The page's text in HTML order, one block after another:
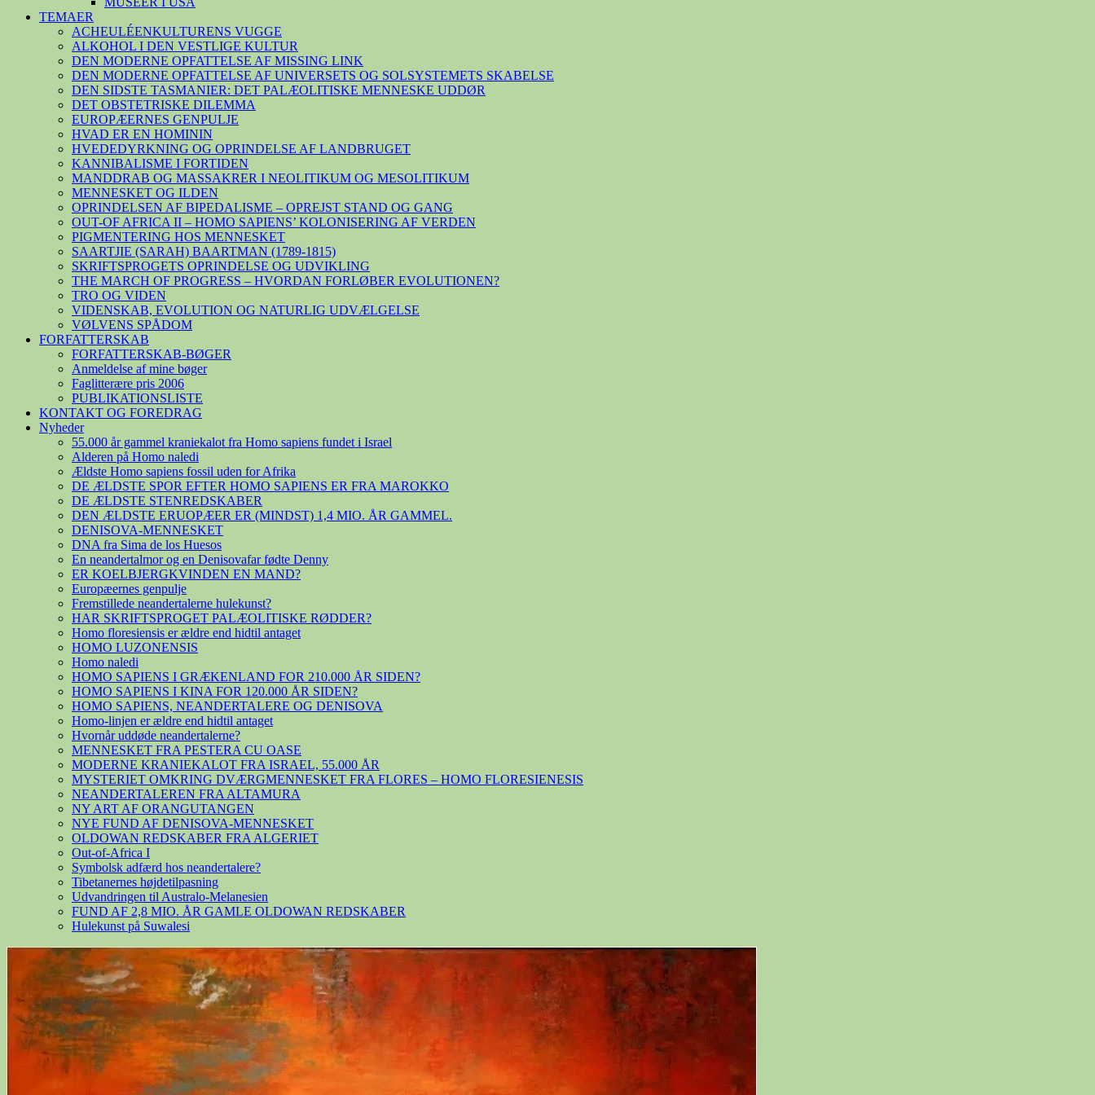
TEMAER
ACHEULÉENKULTURENS VUGGE
ALKOHOL I DEN VESTLIGE KULTUR
DEN MODERNE OPFATTELSE AF MISSING LINK
DEN MODERNE OPFATTELSE AF UNIVERSETS OG SOLSYSTEMETS SKABELSE
DEN SIDSTE TASMANIER: DET PALÆOLITISKE MENNESKE UDDØR
DET OBSTETRISKE DILEMMA
EUROPÆERNES GENPULJE
HVAD ER EN HOMININ
HVEDEDYRKNING OG OPRINDELSE AF LANDBRUGET
KANNIBALISME I FORTIDEN
MANDDRAB OG MASSAKRER I NEOLITIKUM OG MESOLITIKUM
MENNESKET OG ILDEN
OPRINDELSEN AF BIPEDALISME – OPREJST STAND OG GANG
OUT-OF AFRICA II – HOMO SAPIENS’ KOLONISERING AF VERDEN
PIGMENTERING HOS MENNESKET
SAARTJIE (SARAH) BAARTMAN (1789-1815)
SKRIFTSPROGETS OPRINDELSE OG UDVIKLING
THE MARCH OF PROGRESS – HVORDAN FORLØBER EVOLUTIONEN?
TRO OG VIDEN
VIDENSKAB, EVOLUTION OG NATURLIG UDVÆLGELSE
VØLVENS SPÅDOM
FORFATTERSKAB
FORFATTERSKAB-BØGER
Anmeldelse af mine bøger
Faglitterære pris 2006
PUBLIKATIONSLISTE
KONTAKT OG FOREDRAG
Nyheder
55.000 år gammel kraniekalot fra Homo sapiens fundet i Israel
Alderen på Homo naledi
Ældste Homo sapiens fossil uden for Afrika
DE ÆLDSTE SPOR EFTER HOMO SAPIENS ER FRA MAROKKO
DE ÆLDSTE STENREDSKABER
DEN ÆLDSTE ERUOPÆER ER (MINDST) 1,4 MIO. ÅR GAMMEL.
DENISOVA-MENNESKET
DNA fra Sima de los Huesos
En neandertalmor og en Denisovafar fødte Denny
ER KOELBJERGKVINDEN EN MAND?
Europæernes genpulje
Fremstillede neandertalerne hulekunst?
HAR SKRIFTSPROGET PALÆOLITISKE RØDDER?
Homo floresiensis er ældre end hidtil antaget
HOMO LUZONENSIS
Homo naledi
HOMO SAPIENS I GRÆKENLAND FOR 210.000 ÅR SIDEN?
HOMO SAPIENS I KINA FOR 120.000 ÅR SIDEN?
HOMO SAPIENS, NEANDERTALERE OG DENISOVA
Homo-linjen er ældre end hidtil antaget
Hvornår uddøde neandertalerne?
MENNESKET FRA PESTERA CU OASE
MODERNE KRANIEKALOT FRA ISRAEL, 55.000 ÅR
MYSTERIET OMKRING DVÆRGMENNESKET FRA FLORES – HOMO FLORESIENESIS
NEANDERTALEREN FRA ALTAMURA
NY ART AF ORANGUTANGEN
NYE FUND AF DENISOVA-MENNESKET
OLDOWAN REDSKABER FRA ALGERIET
Out-of-Africa I
Symbolsk adfærd hos neandertalere?
Tibetanernes højdetilpasning
Udvandringen til Australo-Melanesien
FUND AF 2,8 MIO. ÅR GAMLE OLDOWAN REDSKABER
Hulekunst på Suwalesi